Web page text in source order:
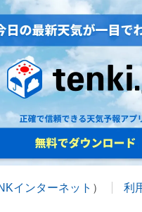
インターネット ） 利